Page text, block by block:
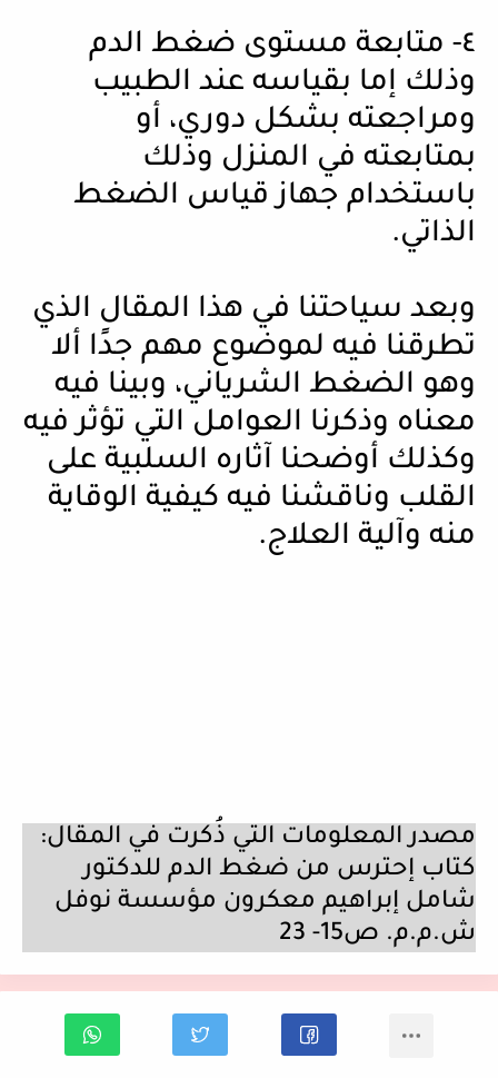
٤- متابعة مستوى ضغط الدم
وذلك إما بقياسه عند الطبيب
ومراجعته بشكل دوري، أو
بمتابعته في المنزل وذلك
باستخدام جهاز قياس الضغط
الذاتي.
وبعد سياحتنا في هذا المقال الذي
تطرقنا فيه لموضوع مهم جدًا ألا
وهو الضغط الشرياني، وبينا فيه
معناه وذكرنا العوامل التي تؤثر فيه
وكذلك أوضحنا آثاره السلبية على
القلب وناقشنا فيه كيفية الوقاية
منه وآلية العلاج.
مصدر المعلومات التي ذُكرت في المقال:
كتاب إحترس من ضغط الدم للدكتور
شامل إبراهيم معكرون مؤسسة نوفل
ش.م.م. ص15- 23